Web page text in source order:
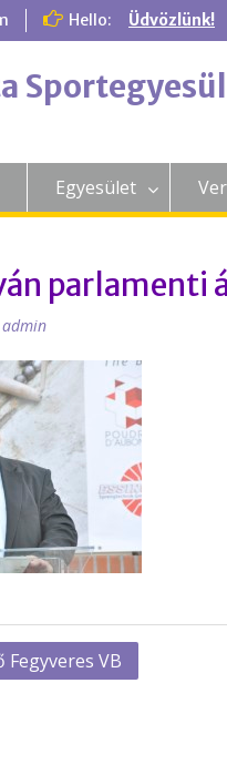
Hello: Üdvözlünk!
Egyesület
admin
Fegyveres VB